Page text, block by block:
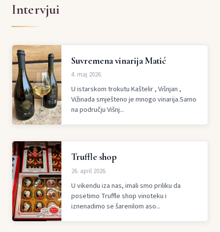
Intervjui
Suvremena vinarija Matić
4. maj 2026.
U istarskom trokutu Kaštelir , Višnjan ,
Vižinada smješteno je mnogo vinarija.Samo
na području Višnj...
Truffle shop
26. april 2026.
U vikendu iza nas, imali smo priliku da
posetimo Truffle shop vinoteku i
iznenadimo se šarenilom aso...